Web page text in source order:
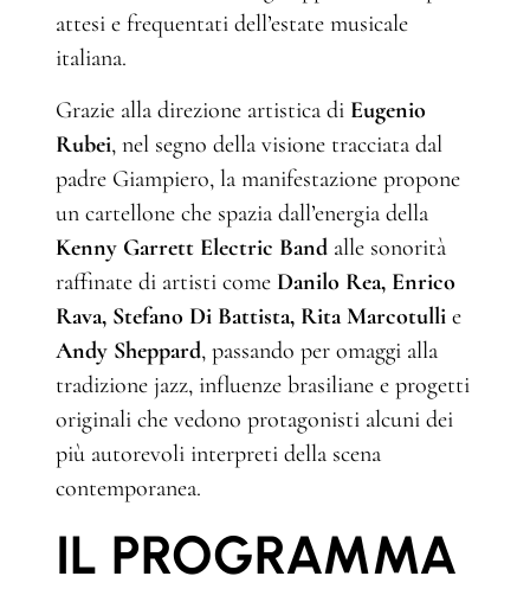
attesi e frequentati dell’estate musicale
italiana.
Grazie alla direzione artistica di Eugenio
Rubei, nel segno della visione tracciata dal
padre Giampiero, la manifestazione propone
un cartellone che spazia dall’energia della
Kenny Garrett Electric Band alle sonorità
raffinate di artisti come Danilo Rea, Enrico
Rava, Stefano Di Battista, Rita Marcotulli e
Andy Sheppard, passando per omaggi alla
tradizione jazz, influenze brasiliane e progetti
originali che vedono protagonisti alcuni dei
più autorevoli interpreti della scena
contemporanea.
IL PROGRAMMA